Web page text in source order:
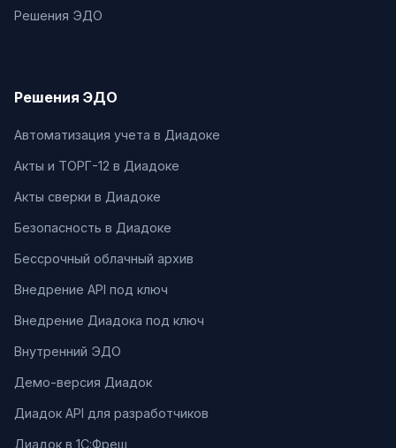
Решения ЭДО
Решения ЭДО
Автоматизация учета в Диадоке
Акты и ТОРГ-12 в Диадоке
Акты сверки в Диадоке
Безопасность в Диадоке
Бессрочный облачный архив
Внедрение API под ключ
Внедрение Диадока под ключ
Внутренний ЭДО
Демо-версия Диадок
Диадок API для разработчиков
Диадок в 1С:Фреш